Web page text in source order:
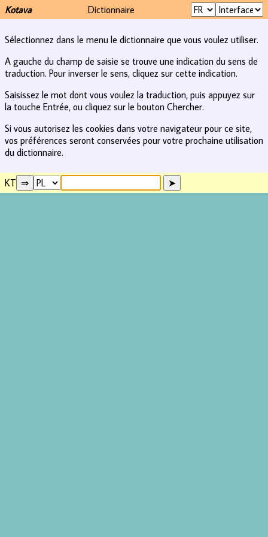
Kotava Dictionnaire
Sélectionnez dans le menu le dictionnaire que vous voulez utiliser.
A gauche du champ de saisie se trouve une indication du sens de
traduction. Pour inverser le sens, cliquez sur cette indication.
Saisissez le mot dont vous voulez la traduction, puis appuyez sur
la touche Entrée, ou cliquez sur le bouton Chercher.
Si vous autorisez les cookies dans votre navigateur pour ce site,
vos préférences seront conservées pour votre prochaine utilisation
du dictionnaire.
KT